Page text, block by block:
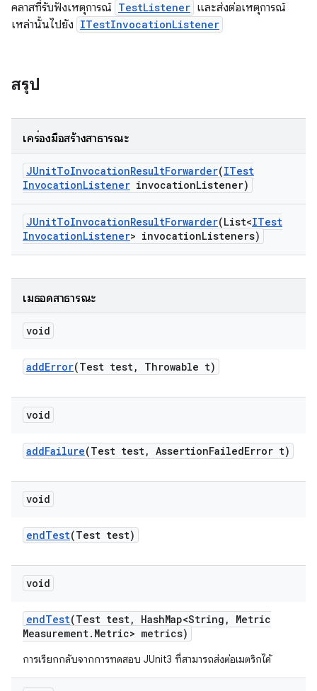
คลาสที่รับฟังเหตุการณ์ TestListener และส่งต่อเหตุการณ์
เหล่านั้นไปยัง ITestInvocationListener
สรุป
เครื่องมือสร้างสาธารณะ
JUnitToInvocationResultForwarder(ITest
InvocationListener invocationListener)
JUnitToInvocationResultForwarder(List<ITest
InvocationListener> invocationListeners)
เมธอดสาธารณะ
void
addError(Test test, Throwable t)
void
addFailure(Test test, AssertionFailedError t)
void
endTest(Test test)
void
endTest(Test test, HashMap<String ,
Metric
Measurement. Metric> metrics)
การเรียกกลับจากการทดสอบ JUnit3 ที่สามารถส่งต่อเมตริกได้